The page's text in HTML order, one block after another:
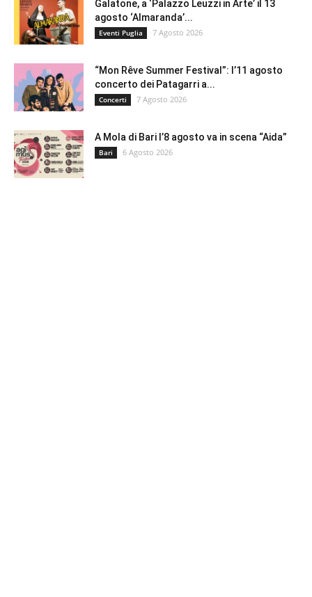
Galatone, a ‘Palazzo Leuzzi in Arte’ il 13
agosto ‘Almaranda’...
Eventi Puglia 7 Agosto 2026
“Mon Rêve Summer Festival”: l’11 agosto
concerto dei Patagarri a...
Concerti 7 Agosto 2026
A Mola di Bari l’8 agosto va in scena “Aida”
Bari 6 Agosto 2026